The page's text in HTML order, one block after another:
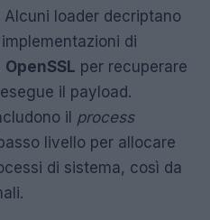
Alcuni loader decriptano
di
OpenSSL per recuperare
il payload.
il process
livello per allocare
di sistema, così da